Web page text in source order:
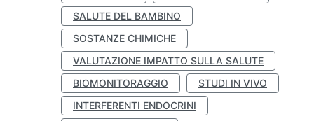
SALUTE DEL BAMBINO
SOSTANZE CHIMICHE
VALUTAZIONE IMPATTO SULLA SALUTE
BIOMONITORAGGIO
STUDI IN VIVO
INTERFERENTI ENDOCRINI